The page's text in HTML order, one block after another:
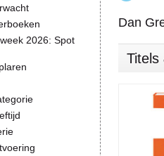
Dan
Titels
2026: Spot